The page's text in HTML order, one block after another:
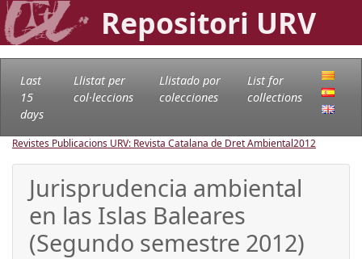
Repositori URV
Last
15
days
Llistat per
col·leccions
Llistado por
colecciones
List for
collections
Revistes Publicacions URV: Revista Catalana de Dret Ambiental2012
Jurisprudencia ambiental
en las Islas Baleares
(Segundo semestre 2012)